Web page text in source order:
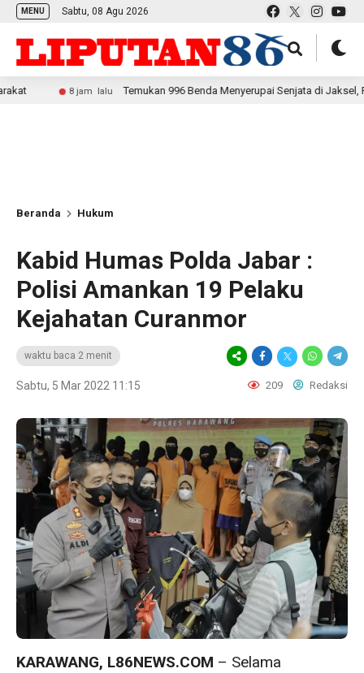
MENU Sabtu, 08 Agu 2026
8 jam lalu Temukan 996 Benda Menyerupai Senjata di Jaksel, Polda
Beranda Hukum
Kabid Humas Polda Jabar :
Polisi Amankan 19 Pelaku
Kejahatan Curanmor
waktu baca 2 menit
Sabtu, 5 Mar 2022 11:15 209 Redaksi
KARAWANG, L86NEWS.COM – Selama